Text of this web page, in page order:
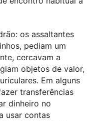
os assaltantes
pediam um
cercavam a
objetos de valor,
Em alguns
transferências
dinheiro no
usar contas